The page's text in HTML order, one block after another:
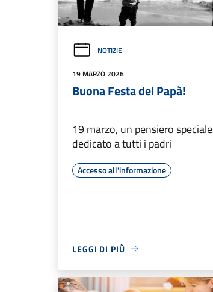
NOTIZIE
19 MARZO 2026
Buona Festa del Papà!
19 marzo, un pensiero speciale
dedicato a tutti i padri
Accesso all'informazione
LEGGI DI PIÙ